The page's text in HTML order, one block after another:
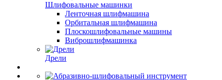
Шлифовальные машинки
Ленточная шлифмашина
Орбитальная шлифмашина
Плоскошлифовальные машины
Виброшлифмашинка
Дрели